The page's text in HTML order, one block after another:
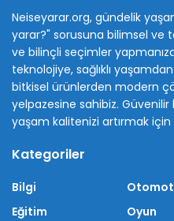
Neiseyarar.org, gündelik
yarar?" sorusuna bilimsel ve
ve bilinçli seçimler
teknolojiye, sağlıklı
bitkisel ürünlerden modern
yelpazesine sahibiz.
yaşam kalitenizi artırmak için
Kategoriler
Bilgi
Eğitim
Oyun